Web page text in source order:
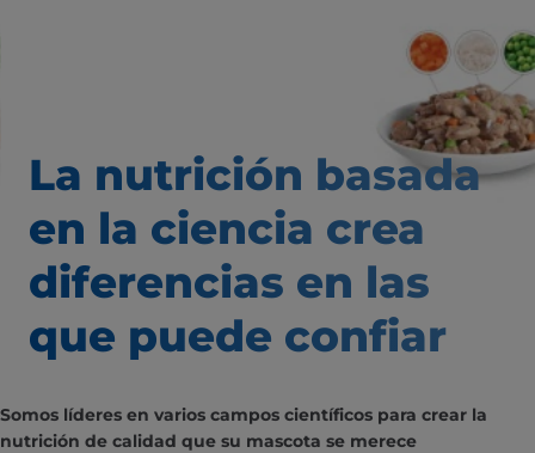
La nutrición basada
en la ciencia crea
diferencias en las
que puede confiar
Somos líderes en varios campos científicos para crear la
nutrición de calidad que su mascota se merece